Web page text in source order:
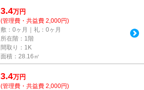
3.4万円
(管理費・共益費 2,000円)
敷：0ヶ月｜礼：0ヶ月
所在階：1階
間取り：1K
面積：28.16㎡
3.4万円
(管理費・共益費 2,000円)